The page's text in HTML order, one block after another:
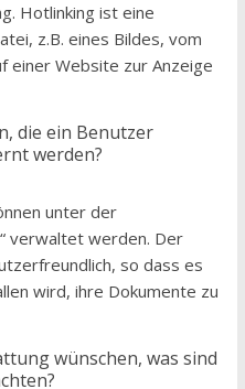
Hotlinking ist eine
z.B. eines Bildes, vom
einer Website zur Anzeige
die ein Benutzer
werden?
unter der
verwaltet werden. Der
so dass es
wird, ihre Dokumente zu
wünschen, was sind